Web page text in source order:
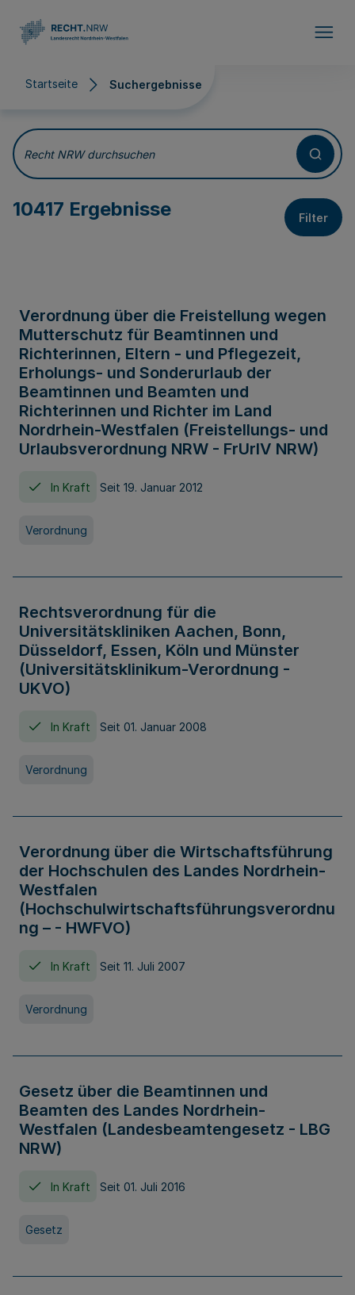
Startseite Suchergebnisse
Suchergebnisse
Recht NRW durchsuchen
10417 Ergebnisse Filter
Verordnung über die Freistellung wegen
Mutterschutz für Beamtinnen und
Richterinnen, Eltern - und Pflegezeit,
Erholungs- und Sonderurlaub der
Beamtinnen und Beamten und
Richterinnen und Richter im Land
Nordrhein-Westfalen (Freistellungs- und
Urlaubsverordnung NRW - FrUrlV NRW)
In Kraft Seit 19. Januar 2012
Verordnung
Rechtsverordnung für die
Universitätskliniken Aachen, Bonn,
Düsseldorf, Essen, Köln und Münster
(Universitätsklinikum-Verordnung -
UKVO)
In Kraft Seit 01. Januar 2008
Verordnung
Verordnung über die Wirtschaftsführung
der Hochschulen des Landes Nordrhein-
Westfalen
(Hochschulwirtschaftsführungsverordnu
ng – - HWFVO)
In Kraft Seit 11. Juli 2007
Verordnung
Gesetz über die Beamtinnen und
Beamten des Landes Nordrhein-
Westfalen (Landesbeamtengesetz - LBG
NRW)
In Kraft Seit 01. Juli 2016
Gesetz